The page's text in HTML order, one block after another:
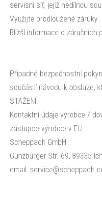
servisní síť, jejíž nedílnou
Využijte prodloužené záruky
Bližší informace o záručních
Případné bezpečnostní
součástí návodu k obsluze,
STAŽENÍ.
Kontaktní údaje výrobce /
zástupce výrobce v EU:
Scheppach GmbH
Günzburger Str. 69, 89335
email: